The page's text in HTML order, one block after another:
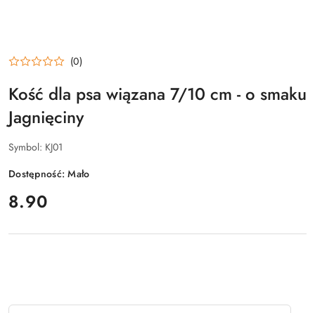
(0)
Kość dla psa wiązana 7/10 cm - o smaku
Jagnięciny
Symbol: KJ01
Dostępność:Mało
cena:
8.90